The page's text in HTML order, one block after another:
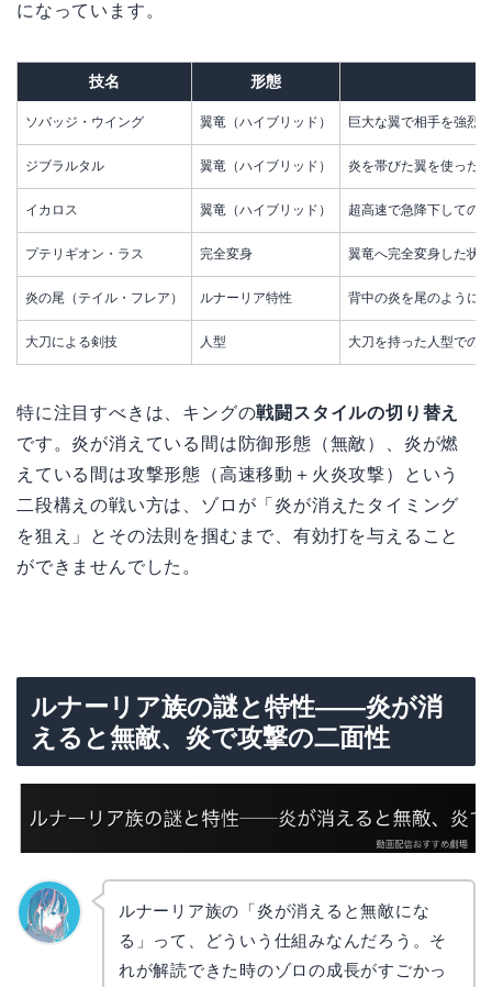
になっています。
技名 形態
ソバッジ・ウイング 翼竜（ハイブリッド） 巨大な翼で相手を強烈
ジブラルタル 翼竜（ハイブリッド） 炎を帯びた翼を使った
イカロス 翼竜（ハイブリッド） 超高速で急降下しての
プテリギオン・ラス 完全変身 翼竜へ完全変身した状
炎の尾（テイル・フレア） ルナーリア特性 背中の炎を尾のように
大刀による剣技 人型 大刀を持った人型での
特に注目すべきは、キングの戦闘スタイルの切り替え
です。炎が消えている間は防御形態（無敵）、炎が燃
えている間は攻撃形態（高速移動＋火炎攻撃）という
二段構えの戦い方は、ゾロが「炎が消えたタイミング
を狙え」とその法則を掴むまで、有効打を与えること
ができませんでした。
ルナーリア族の謎と特性——炎が消
えると無敵、炎で攻撃の二面性
ルナーリア族の「炎が消えると無敵にな
る」って、どういう仕組みなんだろう。そ
れが解読できた時のゾロの成長がすごかっ